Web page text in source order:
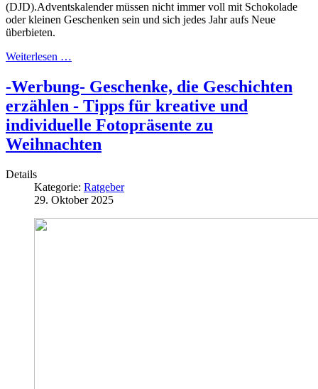
(DJD).Adventskalender müssen nicht immer voll mit Schokolade
oder kleinen Geschenken sein und sich jedes Jahr aufs Neue
überbieten.
Weiterlesen …
-Werbung- Geschenke, die Geschichten
erzählen - Tipps für kreative und
individuelle Fotopräsente zu
Weihnachten
Details
Kategorie: Ratgeber
29. Oktober 2025